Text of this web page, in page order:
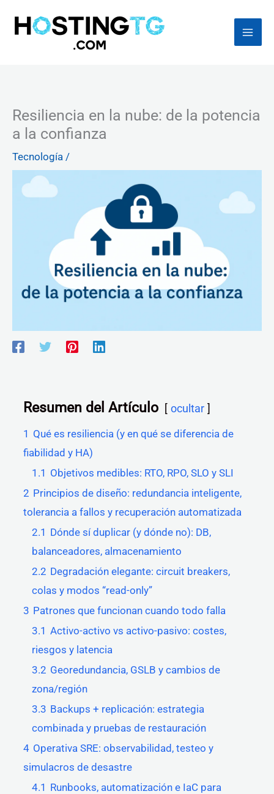
Resiliencia en la nube: de la potencia
a la confianza
Tecnología /
Resumen del Artículo ocultar
1 Qué es resiliencia (y en qué se diferencia de
fiabilidad y HA)
1.1 Objetivos medibles: RTO, RPO, SLO y SLI
2 Principios de diseño: redundancia inteligente,
tolerancia a fallos y recuperación automatizada
2.1 Dónde sí duplicar (y dónde no): DB,
balanceadores, almacenamiento
2.2 Degradación elegante: circuit breakers,
colas y modos “read-only”
3 Patrones que funcionan cuando todo falla
3.1 Activo-activo vs activo-pasivo: costes,
riesgos y latencia
3.2 Georedundancia, GSLB y cambios de
zona/región
3.3 Backups + replicación: estrategia
combinada y pruebas de restauración
4 Operativa SRE: observabilidad, testeo y
simulacros de desastre
4.1 Runbooks, automatización e IaC para